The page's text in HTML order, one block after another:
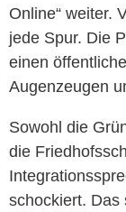
Online“ weiter.
jede Spur. Die
einen
Augenzeugen
Sowohl die
die
schockiert. Das